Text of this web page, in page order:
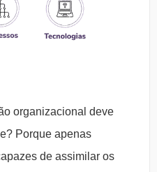
organizacional deve
Porque apenas
de assimilar os